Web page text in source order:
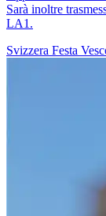
Sarà inoltre
LA1.
Svizzera Festa